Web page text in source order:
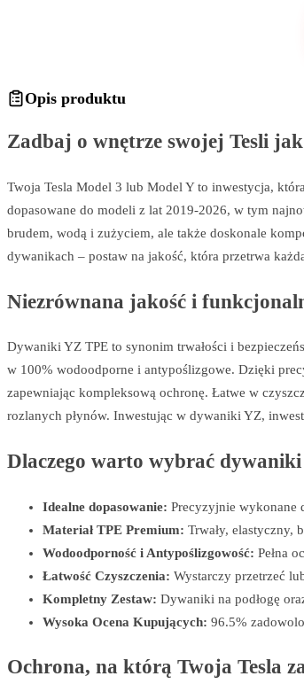
Opis produktu
Zadbaj o wnętrze swojej Tesli
Twoja Tesla Model 3 lub Model Y to inwestycja,
dopasowane do modeli z lat 2019-2026, w tym
brudem, wodą i zużyciem, ale także doskonale
dywanikach – postaw na jakość, która przetrwa
Niezrównana jakość i
Dywaniki YZ TPE to synonim trwałości i
w 100% wodoodporne i antypoślizgowe. Dzięki
zapewniając kompleksową ochronę. Łatwe w
rozlanych płynów. Inwestując w dywaniki YZ,
Dlaczego warto wybrać
Idealne dopasowanie: Precyzyjnie wykonane
Materiał TPE Premium: Trwały, elastyczny,
Wodoodporność i Antypoślizgowość: Pełna
Łatwość Czyszczenia: Wystarczy przetrzeć
Kompletny Zestaw: Dywaniki na podłogę
Wysoka Ocena Kupujących: 96.5%
Ochrona, na którą Twoja Tesla